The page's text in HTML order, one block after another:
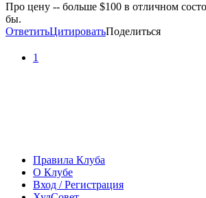
Про цену -- больше $100 в отличном
бы.
ОтветитьЦитироватьПоделиться
1
Правила Клуба
О Клубе
Вход / Регистрация